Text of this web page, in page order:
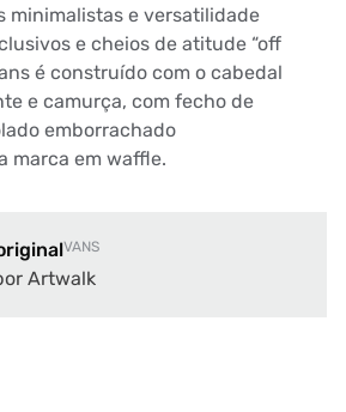
minimalistas e versatilidade
e cheios de atitude “off
é construído com o cabedal
e camurça, com fecho de
emborrachado
marca em waffle.
VANS
Artwalk